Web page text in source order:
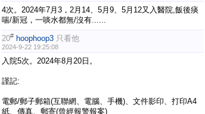
4次。2024年7月3，2月14、5月9、5月12又入醫院,飯後痰
喘/新冠，一啖水都無/沒有......
20# hoophoop3 只看他
2024-9-22 19:25:08
入院5次。2024年8月20日。
謹記:
電郵/郵子郵箱(互聯網、電腦、手機)、文件影印、打印A4
紙、傳真、郵寄(曾經報警報案)